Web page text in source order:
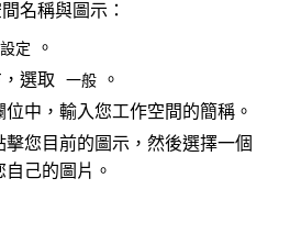
名稱與圖示：
設定
。
選取 一般 。
位中，輸入您工作空間的簡稱。
擊您目前的圖示，然後選擇一個
己的圖片。